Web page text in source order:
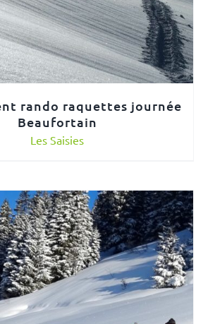
rando raquettes journée
Beaufortain
Les Saisies